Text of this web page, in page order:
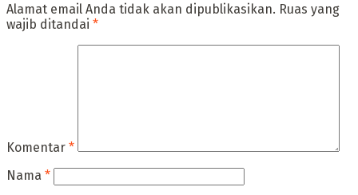
Alamat email Anda tidak akan dipublikasikan. Ruas yang
wajib ditandai *
Komentar *
Nama *